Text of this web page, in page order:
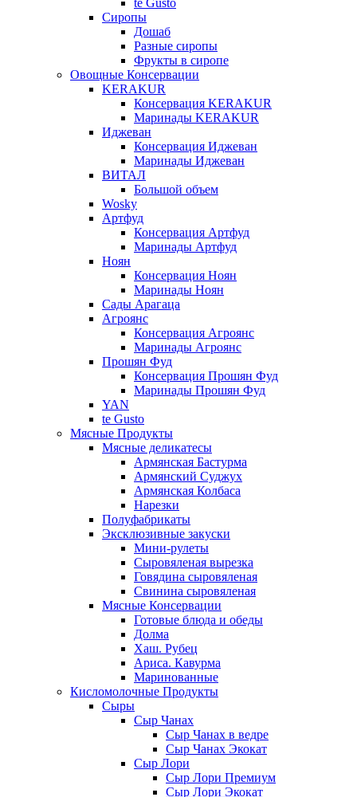
te Gusto
Сиропы
Дошаб
Разные сиропы
Фрукты в сиропе
Овощные Консервации
KERAKUR
Консервация KERAKUR
Маринады KERAKUR
Иджеван
Консервация Иджеван
Маринады Иджеван
ВИТАЛ
Большой объем
Wosky
Артфуд
Консервация Артфуд
Маринады Артфуд
Ноян
Консервация Ноян
Маринады Ноян
Сады Арагаца
Агроянс
Консервация Агроянс
Маринады Агроянс
Прошян Фуд
Консервация Прошян Фуд
Маринады Прошян Фуд
YAN
te Gusto
Мясные Продукты
Мясные деликатесы
Армянская Бастурма
Армянский Суджух
Армянская Колбаса
Нарезки
Полуфабрикаты
Эксклюзивные закуски
Мини-рулеты
Сыровяленая вырезка
Говядина сыровяленая
Свинина сыровяленая
Мясные Консервации
Готовые блюда и обеды
Долма
Хаш. Рубец
Ариса. Кавурма
Маринованные
Кисломолочные Продукты
Сыры
Сыр Чанах
Сыр Чанах в ведре
Сыр Чанах Экокат
Сыр Лори
Сыр Лори Премиум
Сыр Лори Экокат